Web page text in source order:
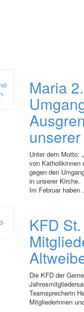
Maria
Unter dem Motto:
von Katholikinnen
gegen den
in unserer Kirche.
Im Februar haben
KFD
Die KFD der
Teamsprecherin
Mitgliederinnen